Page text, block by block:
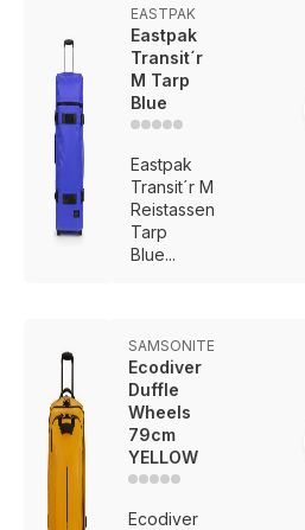
EASTPAK
Eastpak
Transit´r
M Tarp
Blue
Eastpak
Transit´r M
Reistassen
Tarp
Blue...
SAMSONITE
Ecodiver
Duffle
Wheels
79cm
YELLOW
Ecodiver